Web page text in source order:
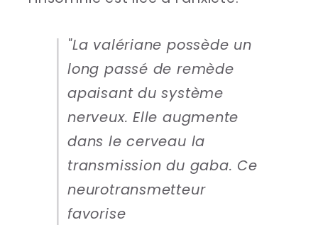
"La valériane possède un
long passé de remède
apaisant du système
nerveux. Elle augmente
dans le cerveau la
transmission du gaba. Ce
neurotransmetteur
favorise